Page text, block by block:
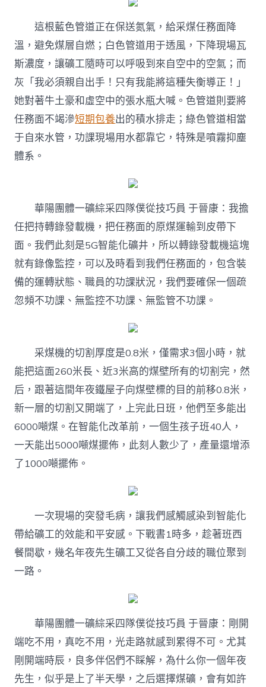
這根藍色管道正在保送氮氣，給采煤任務面降
溫，避免煤層自燃；白色管道用于透風，下降現場瓦
斯濃度，讓礦工隨時可以呼吸到來自空中的空氣；而
灰「我必須親自出手！只有我能將這種失衡導正！」
她對著牛土豪和虛空中的張水瓶大喊。色管道則要將
任務面不竭滲短期包養出的積水排走；綠色管道相當
于自來水管，功課現場用水都靠它，特殊是噴霧抑塵
體系。
華陽團體一礦綜采四隊僕從技巧員 于晉康：我擔
任把持轉錄發載機，把任務面的原煤運輸到皮帶下
面。我們此刻是5G智能化礦井，所以轉錄發載機這塊
就有錄像監控，可以及時看到我們任務面的，包含裝
備的運轉狀態、職員的功課狀況，我們要確保一個疏
忽頻不功課、無監控不功課、無監管不功課。
采煤機的切割厚度是0.8米，僅需求3個小時，就
能把這面260米長、近3米高的煤壁所有的切割完，然
后，跟著這間年夜鐵屋子向煤壁標的目的前移0.8米，
新一層的切割又開端了，上完此日班，他們至多能出
6000噸煤。在智能化改革前，一個生孩子班40人，
一天能出5000噸煤擺佈，此刻人數少了，產量還增添
了1000噸擺佈。
一次現場的突發毛病，讓我們感觸感染到智能化
帶給礦工的效能和平安感。下戰書1時多，趁著班西
餐間歇，幾名年夜先生礦工又從各自分歧的職位聚到
一路。
華陽團體一礦綜采四隊僕從技巧員 于晉康：剛開
端吃不用，真吃不用，光走路就感到累得不可。尤其
剛開端時辰，良多伴侶們不睬解，為什么你一個年夜
先生，似乎是上了半天學，之后選擇煤礦，會有如許